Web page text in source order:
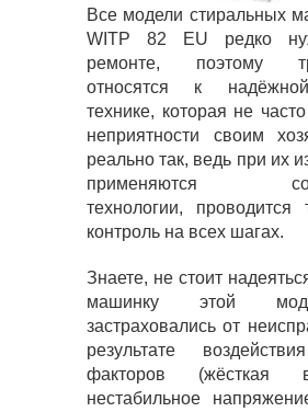
Все модели стиральных
WITP 82 EU редко
ремонте, поэтому
относятся к
технике, которая не
неприятности своим
реально так, ведь при их
применяются
технологии, проводится
контроль на всех шагах.
Знаете, не стоит
машинку этой
застраховались от
результате
факторов (жёсткая
нестабильное